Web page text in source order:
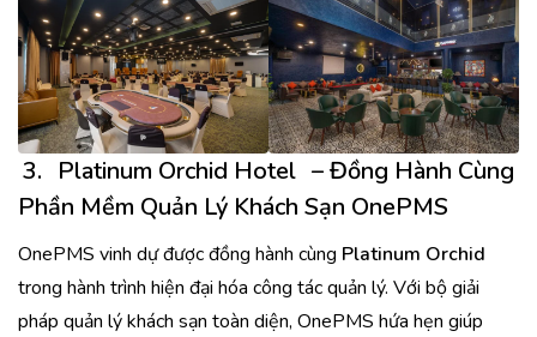
3. Platinum Orchid Hotel – Đồng Hành Cùng
Phần Mềm Quản Lý Khách Sạn OnePMS
OnePMS vinh dự được đồng hành cùng Platinum Orchid
trong hành trình hiện đại hóa công tác quản lý. Với bộ giải
pháp quản lý khách sạn toàn diện, OnePMS hứa hẹn giúp